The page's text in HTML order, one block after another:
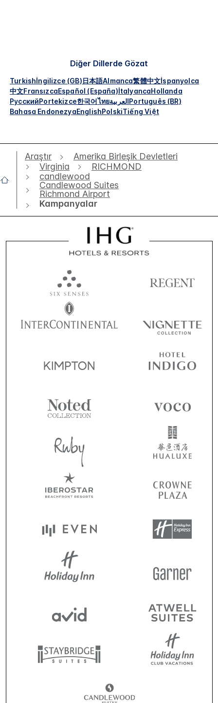
Diğer Dillerde Gözat
Turkishİngilizce (GB)日本語Almanca繁體中文İspanyolca
中文FransızcaEspañol (España)İtalyancaHollanda
РусскийPortekizce한국어ไทยالعربيةPortuguês (BR)
Bahasa EndonezyaEnglishPolskiTiếng Việt
Araştır
Amerika Birleşik Devletleri
Virginia
RICHMOND
candlewood
Candlewood Suites
Richmond Airport
Kampanyalar